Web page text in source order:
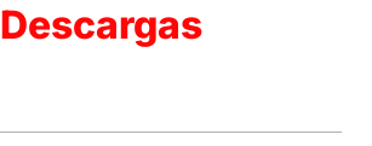
Descargas